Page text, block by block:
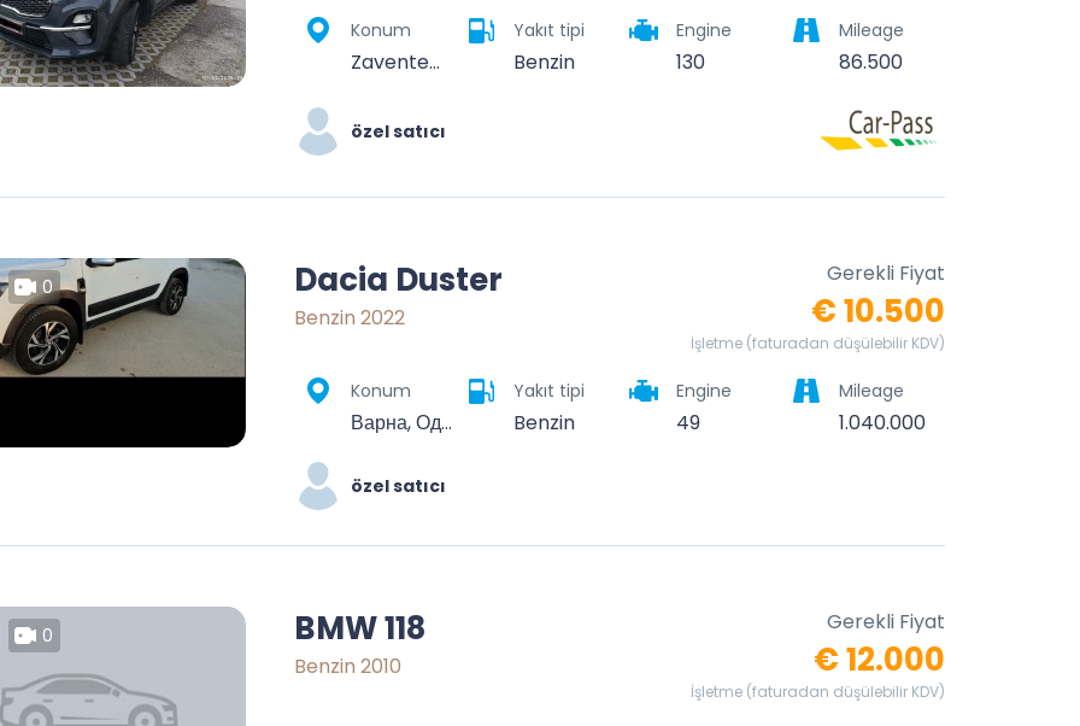
Konum
Zaventem, Halle-Vilvoorde, Flemish Brabant, Flanders, Belgium
Yakıt tipi
Benzin
Engine
130
Mileage
86.500
özel satıcı
0 Dacia Duster
Benzin 2022
Gerekli Fiyat
€ 10.500
İşletme (faturadan düşülebilir KDV)
Konum
Варна, Одесос, Варна, България
Yakıt tipi
Benzin
Engine
49
Mileage
1.040.000
özel satıcı
0 BMW 118
Benzin 2010
Gerekli Fiyat
€ 12.000
İşletme (faturadan düşülebilir KDV)